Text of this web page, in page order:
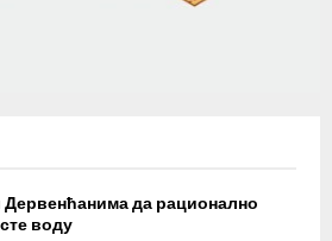
Дервенћанима да рационално
воду